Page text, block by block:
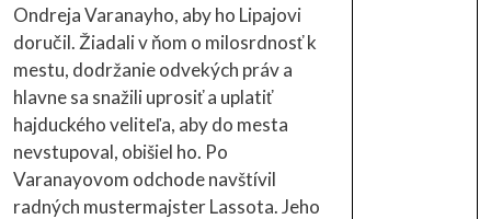
Ondreja Varanayho, aby ho Lipajovi
doručil. Žiadali v ňom o milosrdnosť k
mestu, dodržanie odvekých práv a
hlavne sa snažili uprosiť a uplatiť
hajduckého veliteľa, aby do mesta
nevstupoval, obišiel ho. Po
Varanayovom odchode navštívil
radných mustermajster Lassota. Jeho